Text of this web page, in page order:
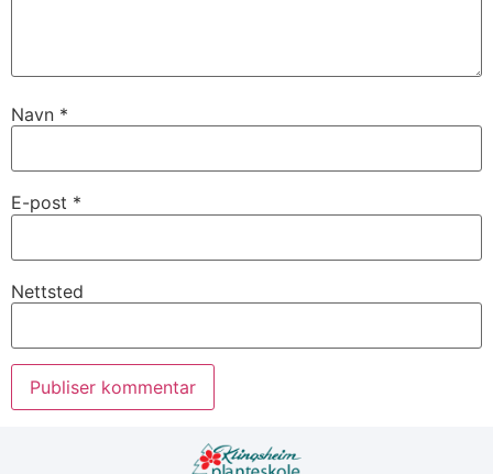
Navn *
E-post *
Nettsted